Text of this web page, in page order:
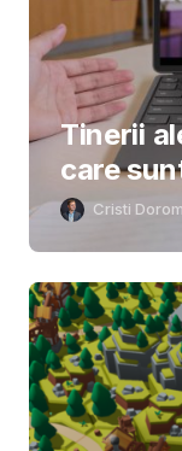
Tinerii
care
Cristi